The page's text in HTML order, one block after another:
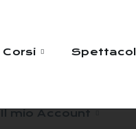
Corsi
Il mio Account